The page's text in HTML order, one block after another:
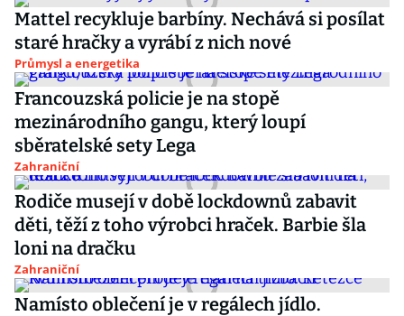
Mattel recykluje barbíny. Nechává si posílat
staré hračky a vyrábí z nich nové
Průmysl a energetika
Francouzská policie je na stopě
mezinárodního gangu, který loupí
sběratelské sety Lega
Zahraniční
Rodiče musejí v době lockdownů zabavit
děti, těží z toho výrobci hraček. Barbie šla
loni na dračku
Zahraniční
Namísto oblečení je v regálech jídlo.